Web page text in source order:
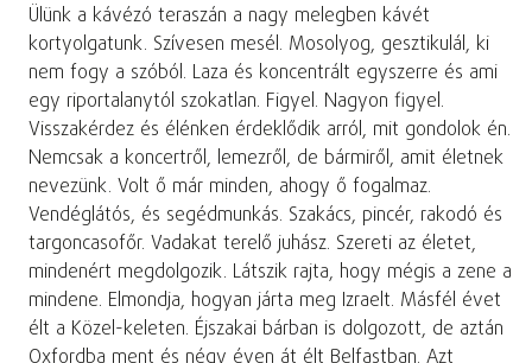
Ülünk a kávézó teraszán a nagy melegben kávét
kortyolgatunk. Szívesen mesél. Mosolyog, gesztikulál, ki
nem fogy a szóból. Laza és koncentrált egyszerre és ami
egy riportalanytól szokatlan. Figyel. Nagyon figyel.
Visszakérdez és élénken érdeklődik arról, mit gondolok én.
Nemcsak a koncertről, lemezről, de bármiről, amit életnek
nevezünk. Volt ő már minden, ahogy ő fogalmaz.
Vendéglátós, és segédmunkás. Szakács, pincér, rakodó és
targoncasofőr. Vadakat terelő juhász. Szereti az életet,
mindenért megdolgozik. Látszik rajta, hogy mégis a zene a
mindene. Elmondja, hogyan járta meg Izraelt. Másfél évet
élt a Közel-keleten. Éjszakai bárban is dolgozott, de aztán